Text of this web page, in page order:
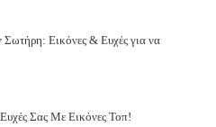
Εικόνες & Ευχές για να
Σας Με Εικόνες Τοπ!